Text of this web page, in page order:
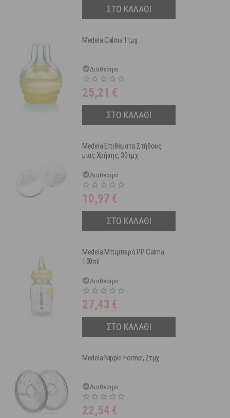
ΣΤΟ ΚΑΛΑΘΙ
Medela Calma 1τμχ
Διαθέσιμο
25,21 €
ΣΤΟ ΚΑΛΑΘΙ
Medela Επιθέματα Στήθους
μιας Χρήσης, 30τμχ
Διαθέσιμο
10,97 €
ΣΤΟ ΚΑΛΑΘΙ
Medela Μπιμπερό PP Calma
150ml
Διαθέσιμο
27,43 €
ΣΤΟ ΚΑΛΑΘΙ
Medela Nipple Former, 2τμχ
Διαθέσιμο
22,54 €